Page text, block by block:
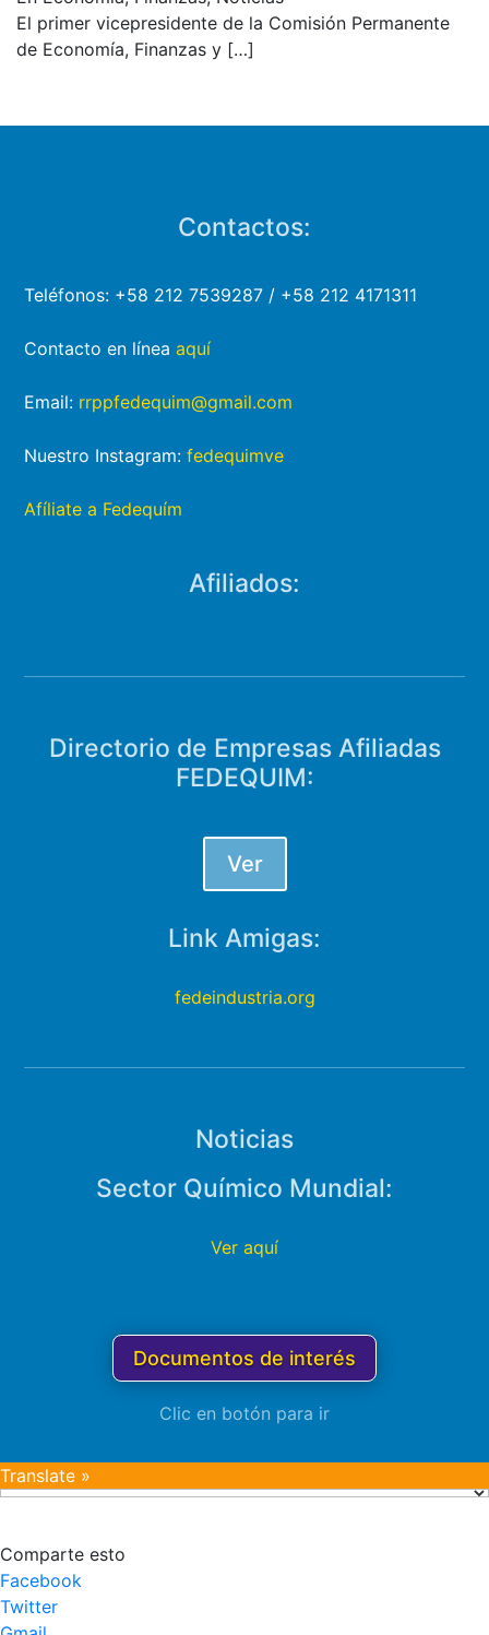
El primer vicepresidente de la Comisión Permanente
de Economía, Finanzas y […]
Contactos:
Teléfonos: +58 212 7539287 / +58 212 4171311
Contacto en líneaaquí
Email: rrppfedequim@gmail.com
Nuestro Instagram:fedequimve
Afíliate a Fedequím
Afiliados:
Directorio de Empresas Afiliadas
FEDEQUIM:
Ver
Link Amigas:
fedeindustria.org
Noticias
Sector Químico Mundial:
Ver aquí
Documentos de interés
Clic en botón para ir
Translate »
Comparte esto
Facebook
Twitter